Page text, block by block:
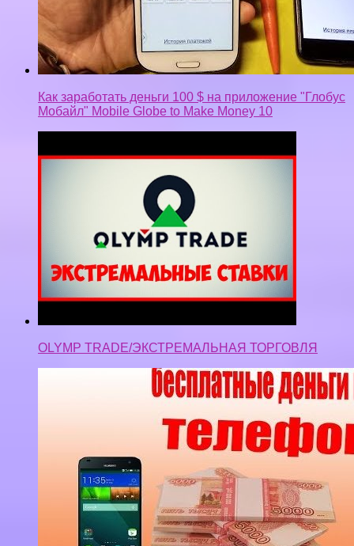
Как заработать деньги 100 $ на приложение "Глобус
Мобайл" Mobile Globe to Make Money 10
OLYMP TRADE/ЭКСТРЕМАЛЬНАЯ ТОРГОВЛЯ